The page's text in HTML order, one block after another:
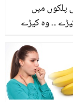
پلکوں میں
۔۔ وہ کیڑے
اور رات میں کیوں